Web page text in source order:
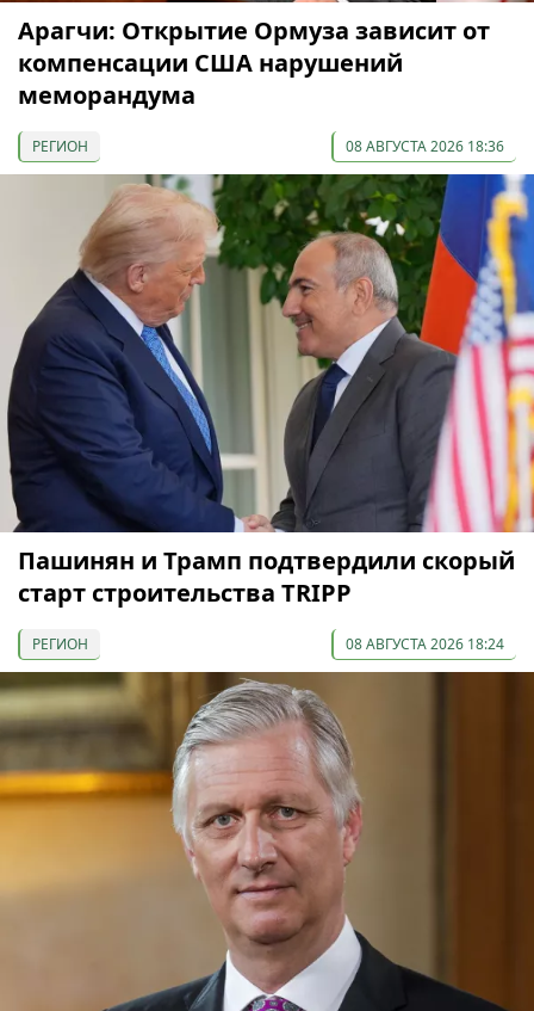
Арагчи: Открытие Ормуза зависит от
компенсации США нарушений
меморандума
РЕГИОН 08 АВГУСТА 2026 18:36
Пашинян и Трамп подтвердили скорый
старт строительства TRIPP
РЕГИОН 08 АВГУСТА 2026 18:24